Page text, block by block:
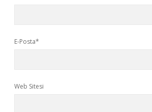
E-Posta*
Web Sitesi